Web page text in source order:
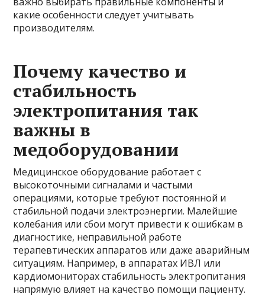
какие особенности следует учитывать
производителям.
Почему качество и
стабильность
электропитания так
важны в
медоборудовании
Медицинское оборудование работает с
высокоточными сигналами и частыми
операциями, которые требуют постоянной и
стабильной подачи электроэнергии. Малейшие
колебания или сбои могут привести к ошибкам в
диагностике, неправильной работе
терапевтических аппаратов или даже аварийным
ситуациям. Например, в аппаратах ИВЛ или
кардиомониторах стабильность электропитания
напрямую влияет на качество помощи пациенту.